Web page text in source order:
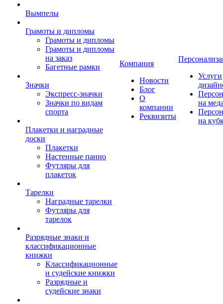
Вымпелы
Грамоты и дипломы
Грамоты и дипломы
Грамоты и дипломы
на заказ
Багетные рамки
Значки
Экспресс-значки
Значки по видам
спорта
Плакетки и наградные
доски
Плакетки
Настенные панно
Футляры для
плакеток
Тарелки
Наградные тарелки
Футляры для
тарелок
Разрядные знаки и
классификационные
книжки
Классификационные
и судейские книжки
Разрядные и
судейские знаки
Компания
Новости
Блог
О
компании
Реквизиты
Услуги
на
на